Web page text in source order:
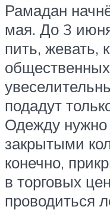
Рамадан
мая. До 3
пить, жевать,
подадут
Одежду нужно
закрытыми
конечно,
в торговых
проводиться